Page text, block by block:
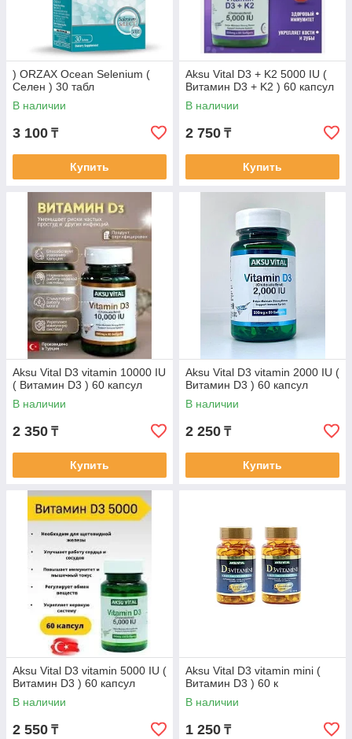
) ORZAX Ocean Selenium (
Селен ) 30 табл
В наличии
3 100 ₸
Купить
Aksu Vital D3 + K2 5000 IU (
Витамин D3 + K2 ) 60 капсул
В наличии
2 750 ₸
Купить
Aksu Vital D3 vitamin 10000 IU
( Витамин D3 ) 60 капсул
В наличии
2 350 ₸
Купить
Aksu Vital D3 vitamin 2000 IU (
Витамин D3 ) 60 капсул
В наличии
2 250 ₸
Купить
Aksu Vital D3 vitamin 5000 IU (
Витамин D3 ) 60 капсул
В наличии
2 550 ₸
Aksu Vital D3 vitamin mini (
Витамин D3 ) 60 к
В наличии
1 250 ₸